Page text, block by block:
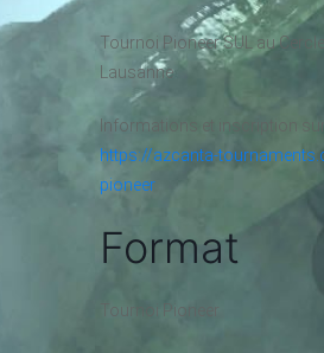
Tournoi Pioneer SUL au
Lausanne
Informations et inscription sur :
https://azcanta-
pioneer
Format